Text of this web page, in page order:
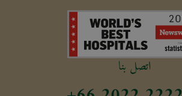
اتصل بنا